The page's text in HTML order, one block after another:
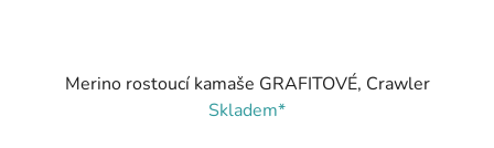
Merino rostoucí kamaše GRAFITOVÉ, Crawler
Skladem*